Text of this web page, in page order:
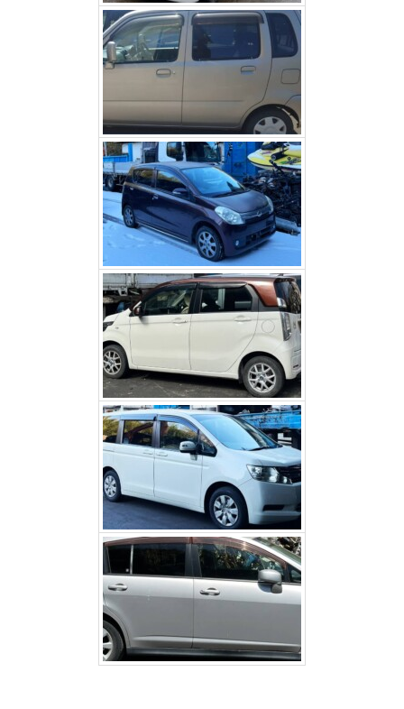
ダイハツミラ（北杜市）
ホンダNワゴン（富士河口
湖町）
ホンダステップワゴン（大
月市）
日産 ティーダ（身延町）